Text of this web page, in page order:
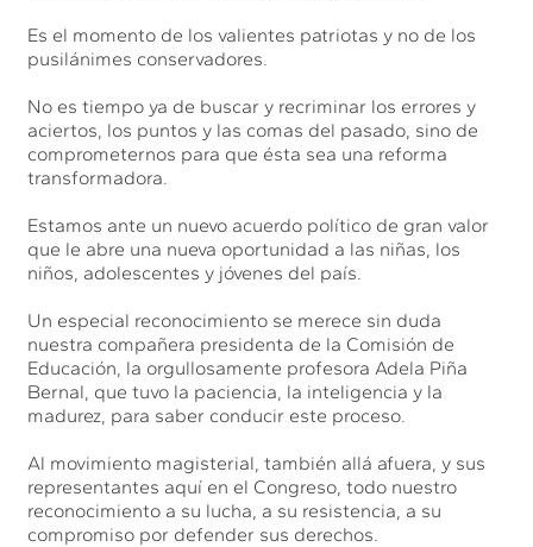
Es el momento de los valientes patriotas y no de los
pusilánimes conservadores.
No es tiempo ya de buscar y recriminar los errores y
aciertos, los puntos y las comas del pasado, sino de
comprometernos para que ésta sea una reforma
transformadora.
Estamos ante un nuevo acuerdo político de gran valor
que le abre una nueva oportunidad a las niñas, los
niños, adolescentes y jóvenes del país.
Un especial reconocimiento se merece sin duda
nuestra compañera presidenta de la Comisión de
Educación, la orgullosamente profesora Adela Piña
Bernal, que tuvo la paciencia, la inteligencia y la
madurez, para saber conducir este proceso.
Al movimiento magisterial, también allá afuera, y sus
representantes aquí en el Congreso, todo nuestro
reconocimiento a su lucha, a su resistencia, a su
compromiso por defender sus derechos.